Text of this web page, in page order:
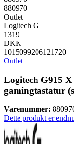
880970
Outlet
Logitech G
1319
DKK
1015099206121720
Outlet
Logitech G915
gamingtastatur
Varenummer:
Dette produkt er